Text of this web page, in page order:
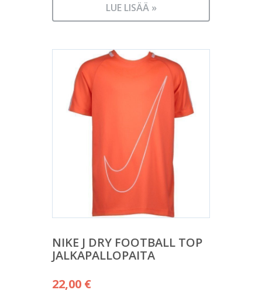
LUE LISÄÄ »
NIKE J DRY FOOTBALL TOP
JALKAPALLOPAITA
22,00 €